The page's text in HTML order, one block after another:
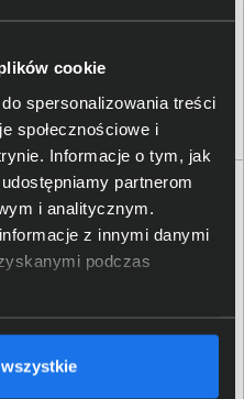
cookie
spersonalizowania treści
społecznościowe i
Informacje o tym, jak
partnerom
i analitycznym.
z innymi danymi
podczas
WorkForce DS-